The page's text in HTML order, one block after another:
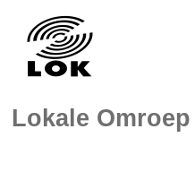
Lokale